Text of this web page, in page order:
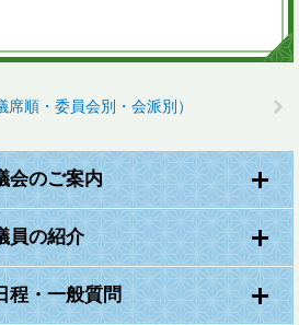
順・委員会別・会派別）
会のご案内
員の紹介
程・一般質問